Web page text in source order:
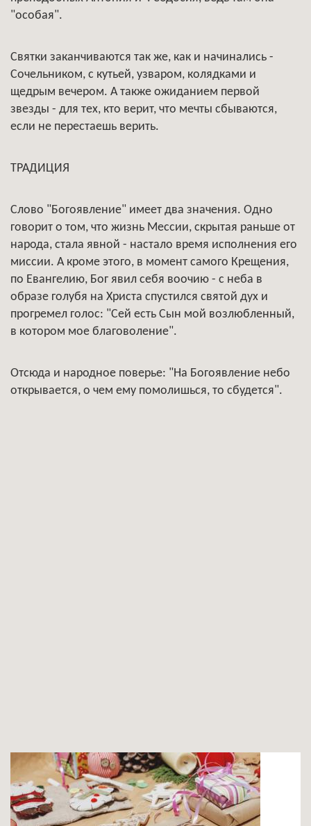
"особая".
Святки заканчиваются так же, как и начинались -
Сочельником, с кутьей, узваром, колядками и
щедрым вечером. А также ожиданием первой
звезды - для тех, кто верит, что мечты сбываются,
если не перестаешь верить.
ТРАДИЦИЯ
Слово "Богоявление" имеет два значения. Одно
говорит о том, что жизнь Мессии, скрытая раньше от
народа, стала явной - настало время исполнения его
миссии. А кроме этого, в момент самого Крещения,
по Евангелию, Бог явил себя воочию - с неба в
образе голубя на Христа спустился святой дух и
прогремел голос: "Сей есть Сын мой возлюбленный,
в котором мое благоволение".
Отсюда и народное поверье: "На Богоявление небо
открывается, о чем ему помолишься, то сбудется".